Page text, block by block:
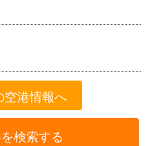
空港情報へ
検索する